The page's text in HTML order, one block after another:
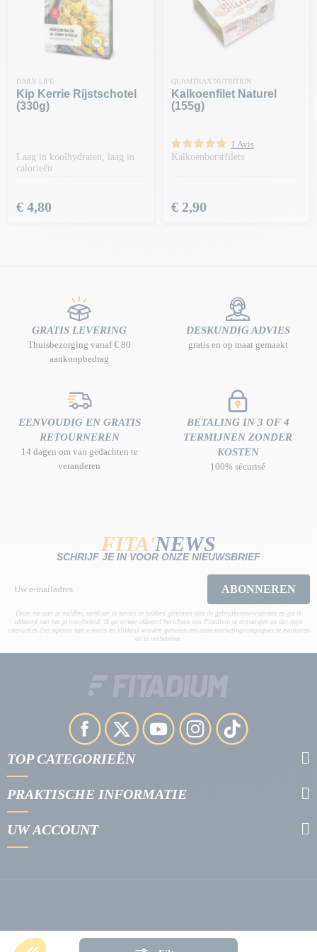
DAILY LIFE
Kip Kerrie Rijstschotel
(330g)
Laag in koolhydraten, laag in
calorieën
Prijs
€ 4,80
QUAMTRAX NUTRITION
Kalkoenfilet Naturel
(155g)
1 Avis
Kalkoenborstfilets
Prijs
€ 2,90
GRATIS LEVERING
Thuisbezorging vanaf € 80
aankoopbedrag
DESKUNDIG ADVIES
gratis en op maat gemaakt
EENVOUDIG EN GRATIS
RETOURNEREN
14 dagen om van gedachten te
veranderen
BETALING IN 3 OF 4
TERMIJNEN ZONDER
KOSTEN
100% sécurisé
FITA'NEWS
SCHRIJF JE IN VOOR ONZE NIEUWSBRIEF
ABONNEREN
Door me aan te melden, verklaar ik kennis te hebben genomen van de gebruiksvoorwaarden en ga ik
akkoord met het privacybeleid. Ik ga ermee akkoord berichten van Fitadium te ontvangen en dat mijn
interacties (het openen van e-mails en klikken) worden gemeten om onze marketingcampagnes te evalueren
en te verbeteren.
TOP CATEGORIEËN
PRAKTISCHE INFORMATIE
UW ACCOUNT